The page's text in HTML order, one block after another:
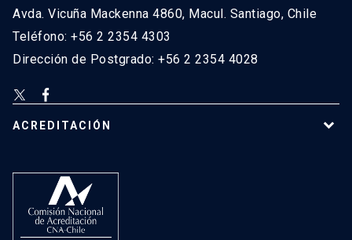
Avda. Vicuña Mackenna 4860, Macul. Santiago, Chile
Teléfono: +56 2 2354 4303
Dirección de Postgrado: +56 2 2354 4028
ACREDITACIÓN